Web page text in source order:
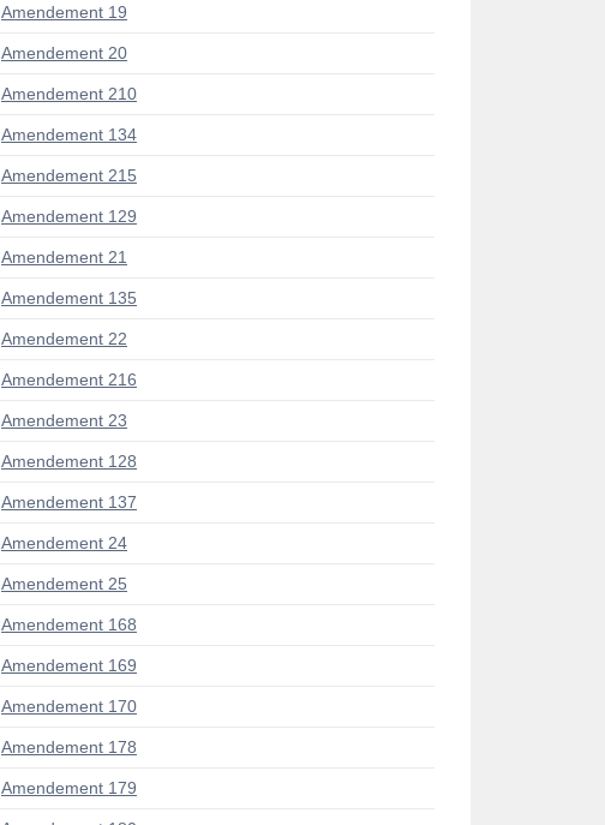
Amendement 19
Amendement 20
Amendement 210
Amendement 134
Amendement 215
Amendement 129
Amendement 21
Amendement 135
Amendement 22
Amendement 216
Amendement 23
Amendement 128
Amendement 137
Amendement 24
Amendement 25
Amendement 168
Amendement 169
Amendement 170
Amendement 178
Amendement 179